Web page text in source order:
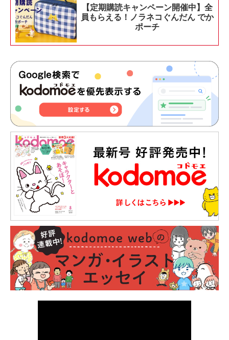
【定期購読キャンペーン開催中】全
員もらえる！ノラネコぐんだん でか
ポーチ